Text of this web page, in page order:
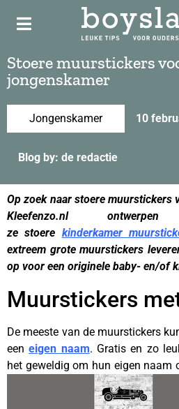
Stoere muurstickers
jongenskamer
Jongenskamer 10
Blog by: de redactie
Op zoek naar stoere muurstickers
Kleefenzo.nl
ze stoere kinderkamer
extreem grote muurstickers
op voor een originele baby- en/of
Muurstickers
De meeste van de muurstickers
eeneigen naam. Gratis en zo
het geweldig om hun eigen naam